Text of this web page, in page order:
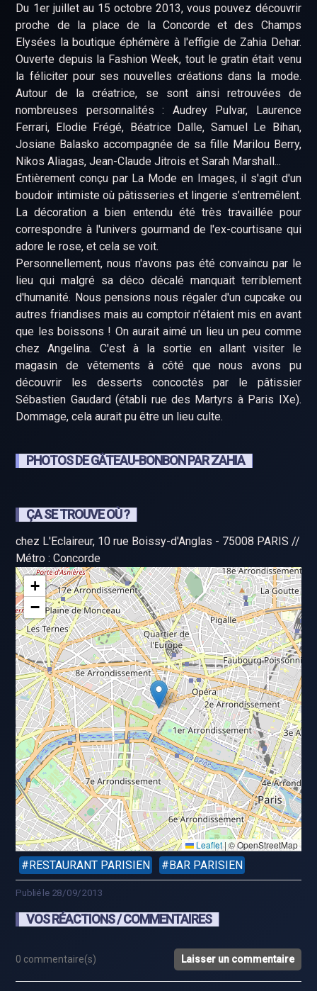
Du 1er juillet au 15 octobre 2013, vous pouvez découvrir
proche de la place de la Concorde et des Champs
Elysées la boutique éphémère à l'effigie de Zahia Dehar.
Ouverte depuis la Fashion Week, tout le gratin était venu
la féliciter pour ses nouvelles créations dans la mode.
Autour de la créatrice, se sont ainsi retrouvées de
nombreuses personnalités : Audrey Pulvar, Laurence
Ferrari, Elodie Frégé, Béatrice Dalle, Samuel Le Bihan,
Josiane Balasko accompagnée de sa fille Marilou Berry,
Nikos Aliagas, Jean-Claude Jitrois et Sarah Marshall...
Entièrement conçu par La Mode en Images, il s'agit d'un
boudoir intimiste où pâtisseries et lingerie s’entremêlent.
La décoration a bien entendu été très travaillée pour
correspondre à l'univers gourmand de l'ex-courtisane qui
adore le rose, et cela se voit.
Personnellement, nous n'avons pas été convaincu par le
lieu qui malgré sa déco décalé manquait terriblement
d'humanité. Nous pensions nous régaler d'un cupcake ou
autres friandises mais au comptoir n'étaient mis en avant
que les boissons ! On aurait aimé un lieu un peu comme
chez Angelina. C'est à la sortie en allant visiter le
magasin de vêtements à côté que nous avons pu
découvrir les desserts concoctés par le pâtissier
Sébastien Gaudard (établi rue des Martyrs à Paris IXe).
Dommage, cela aurait pu être un lieu culte.
PHOTOS DE GÂTEAU-BONBON PAR ZAHIA
ÇA SE TROUVE OÙ ?
chez L'Eclaireur, 10 rue Boissy-d'Anglas - 75008 PARIS //
Métro : Concorde
+
−
Leaflet| © OpenStreetMap
RESTAURANT PARISIEN BAR PARISIEN
Publié le 28/09/2013
VOS RÉACTIONS / COMMENTAIRES
0 commentaire(s) Laisser un commentaire